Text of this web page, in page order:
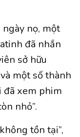
ngày nọ, một
đã nhắn
sở hữu
một số thành
đã xem phim
nhỏ”.
tồn tại”,